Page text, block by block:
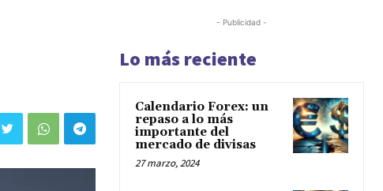
- Publicidad -
Lo más reciente
Calendario Forex: un
repaso a lo más
importante del
mercado de divisas
27 marzo, 2024